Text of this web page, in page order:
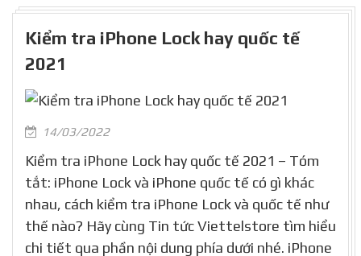
Kiểm tra iPhone Lock hay quốc tế
2021
14/03/2022
Kiểm tra iPhone Lock hay quốc tế 2021 – Tóm
tắt: iPhone Lock và iPhone quốc tế có gì khác
nhau, cách kiểm tra iPhone Lock và quốc tế như
thế nào? Hãy cùng Tin tức Viettelstore tìm hiểu
chi tiết qua phần nội dung phía dưới nhé. iPhone